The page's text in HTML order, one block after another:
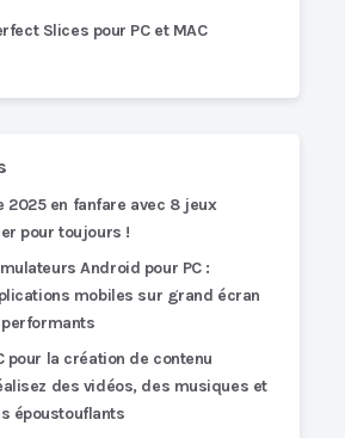
Slices pour PC et MAC
2025 en fanfare avec 8 jeux
pour toujours !
Android pour PC :
mobiles sur grand écran
pour la création de contenu
des vidéos, des musiques et
époustouflants